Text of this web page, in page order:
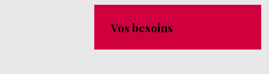
Vos besoins